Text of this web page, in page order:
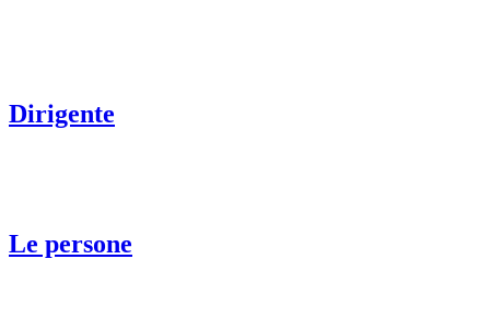
Dirigente
Le persone